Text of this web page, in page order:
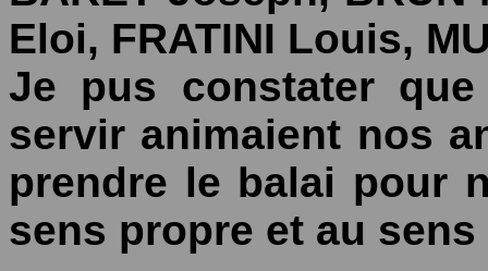
Eloi, FRATINI Louis,
Je pus constater
servir animaient nos
prendre le balai pour
sens propre et au